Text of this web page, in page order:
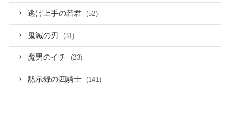
逃げ上手の若君 (52)
鬼滅の刃 (31)
魔男のイチ (23)
黙示録の四騎士 (141)